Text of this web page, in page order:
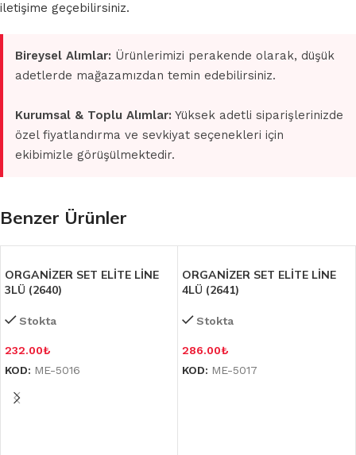
iletişime geçebilirsiniz.
Bireysel Alımlar: Ürünlerimizi perakende olarak, düşük
adetlerde mağazamızdan temin edebilirsiniz.
Kurumsal & Toplu Alımlar: Yüksek adetli siparişlerinizde
özel fiyatlandırma ve sevkiyat seçenekleri için
ekibimizle görüşülmektedir.
Benzer Ürünler
ORGANİZER SET ELİTE LİNE
3LÜ (2640)
Stokta
232.00₺
KOD: ME-5016
ORGANİZER SET ELİTE LİNE
4LÜ (2641)
Stokta
286.00₺
KOD: ME-5017